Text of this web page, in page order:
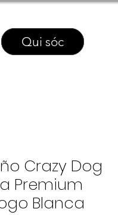
Qui sóc
Crazy Dog
Premium
Blanca